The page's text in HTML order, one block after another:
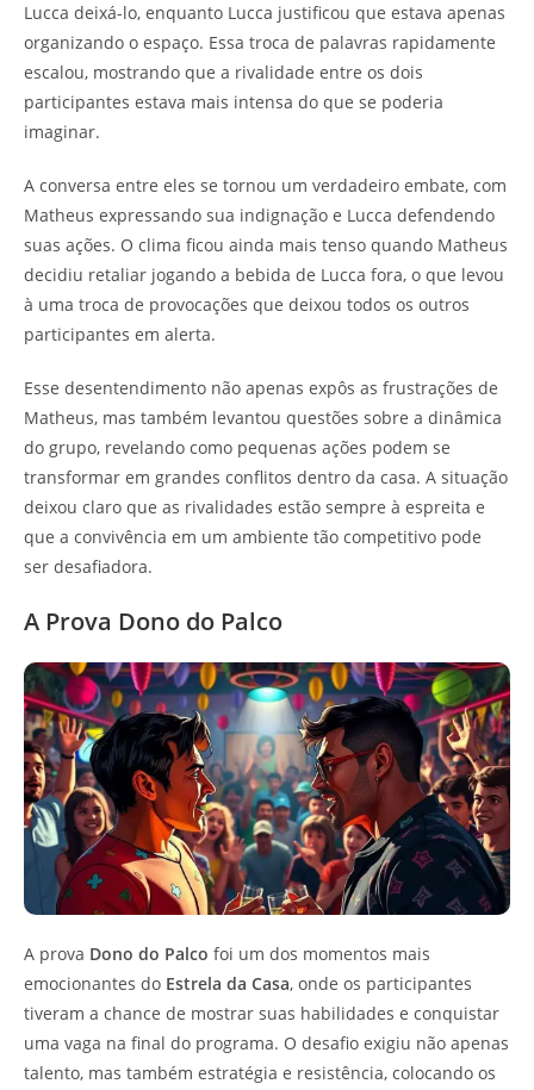
Lucca deixá-lo, enquanto Lucca justificou que estava apenas
organizando o espaço. Essa troca de palavras rapidamente
escalou, mostrando que a rivalidade entre os dois
participantes estava mais intensa do que se poderia
imaginar.
A conversa entre eles se tornou um verdadeiro embate, com
Matheus expressando sua indignação e Lucca defendendo
suas ações. O clima ficou ainda mais tenso quando Matheus
decidiu retaliar jogando a bebida de Lucca fora, o que levou
à uma troca de provocações que deixou todos os outros
participantes em alerta.
Esse desentendimento não apenas expôs as frustrações de
Matheus, mas também levantou questões sobre a dinâmica
do grupo, revelando como pequenas ações podem se
transformar em grandes conflitos dentro da casa. A situação
deixou claro que as rivalidades estão sempre à espreita e
que a convivência em um ambiente tão competitivo pode
ser desafiadora.
A Prova Dono do Palco
A prova Dono do Palco foi um dos momentos mais
emocionantes do Estrela da Casa, onde os participantes
tiveram a chance de mostrar suas habilidades e conquistar
uma vaga na final do programa. O desafio exigiu não apenas
talento, mas também estratégia e resistência, colocando os